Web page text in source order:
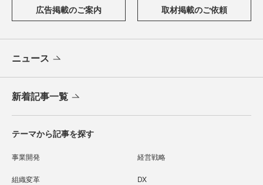
広告掲載のご案内 取材掲載のご依頼
ニュース
新着記事一覧
テーマから記事を探す
事業開発 経営戦略
組織変革 DX